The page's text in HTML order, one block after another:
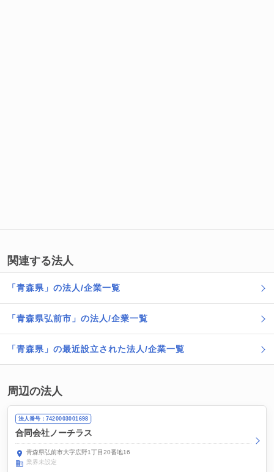
関連する法人
「青森県」の法人/企業一覧
「青森県弘前市」の法人/企業一覧
「青森県」の最近設立された法人/企業一覧
周辺の法人
法人番号：7420003001698
合同会社ノーチラス
青森県弘前市大字広野1丁目20番地16
業界未設定